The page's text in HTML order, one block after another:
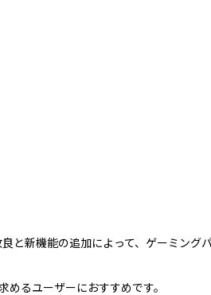
と新機能の追加によって、ゲーミング
るユーザーにおすすめです。